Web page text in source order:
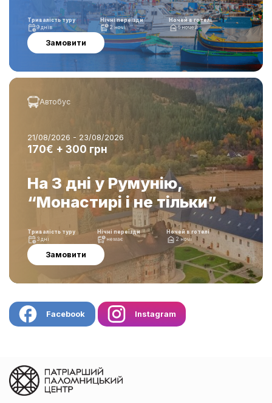
Замовити
Тривалість туру
9 днів
Нічні переїзди
2 ночі
Ночей в готелі
6 ночей
Автобус
21/08/2026 - 23/08/2026
170€ + 300 грн
На 3 дні у Румунію,
“Монастирі і не тільки”
Замовити
Тривалість туру
3 дні
Нічні переїзди
немає
Ночей в готелі
2 ночі
Facebook Instagram